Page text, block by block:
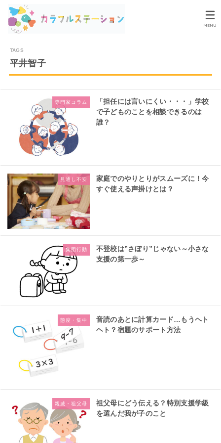
MENU
平井智子
専門家コラム
「担任には言いにくい・・・」学校
で子どものことを相談できるのは
誰？
見通し不安
家庭でのやりとりがスムーズに！今
すぐ使える声掛けとは？
集団行動
不登校は”さぼり”じゃない～小さな
支援の第一歩～
態度・集中
音読のあとに計算カード…もうヘト
ヘト？宿題のサポート方法
親戚・祖父母
祖父母にどう伝える？特別支援学級
を選んだ我が子のこと